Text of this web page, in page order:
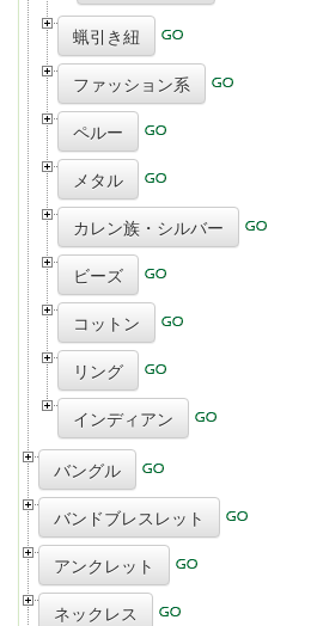
蝋引き紐
ファッション系
ペルー
メタル
カレン族・シルバー
ビーズ
コットン
リング
インディアン
バングル
バンドブレスレット
アンクレット
ネックレス